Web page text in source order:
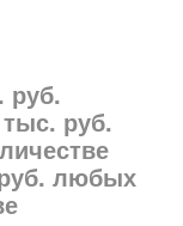
руб.
руб.
любых